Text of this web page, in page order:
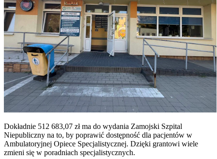
Dokładnie 512 683,07 zł ma do wydania Zamojski Szpital
Niepubliczny na to, by poprawić dostępność dla pacjentów w
Ambulatoryjnej Opiece Specjalistycznej. Dzięki grantowi wiele
zmieni się w poradniach specjalistycznych.